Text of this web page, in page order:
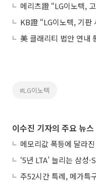
#LG이노텍
이수진 기자의 주요 뉴스